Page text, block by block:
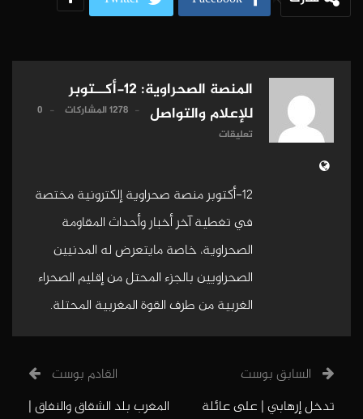
المنصة الصحراوية: 12-أكــتوبر
للإعلام والتواصل
1278 المشاركات
0
تعليقات
12-أكتوبر منصة صحراوية إلكترونية مختصة
في تغطية آخر أخبار وأحداث المقاومة
الصحراوية، خاصة مايتعرض له المدنيين
الصحراويين بالجزء المحتل من إقليم الصحراء
الغربية من طرف القوة المغربية المحتلة.
السابق بوست
تدخل إرهابي | على عائلة
القادم بوست
المغرب بلد الشقاق والنفاق |